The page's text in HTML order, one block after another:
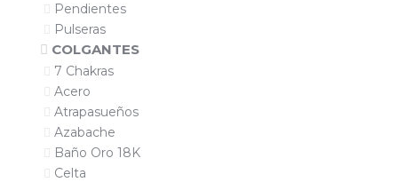
Pendientes
Pulseras
COLGANTES
7 Chakras
Acero
Atrapasueños
Azabache
Baño Oro 18K
Celta